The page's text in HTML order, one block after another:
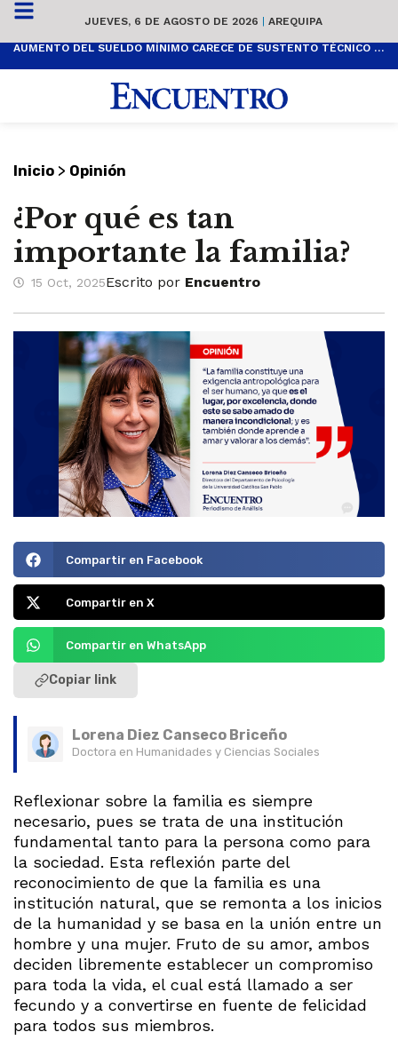
JUEVES, 6 DE AGOSTO DE 2026 | AREQUIPA
AUMENTO DEL SUELDO MÍNIMO CARECE DE SUSTENTO TÉCNICO Y ES POPULISTA
Inicio > Opinión
¿Por qué es tan
importante la familia?
15 Oct, 2025Escrito por Encuentro
Compartir en Facebook
Compartir en X
Compartir en WhatsApp
Copiar link
Lorena Diez Canseco Briceño
Doctora en Humanidades y Ciencias Sociales
Reflexionar sobre la familia es siempre
necesario, pues se trata de una institución
fundamental tanto para la persona como para
la sociedad. Esta reflexión parte del
reconocimiento de que la familia es una
institución natural, que se remonta a los inicios
de la humanidad y se basa en la unión entre un
hombre y una mujer. Fruto de su amor, ambos
deciden libremente establecer un compromiso
para toda la vida, el cual está llamado a ser
fecundo y a convertirse en fuente de felicidad
para todos sus miembros.